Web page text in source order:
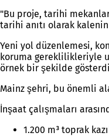
"Bu proje, tarihi
tarihi anıtı olarak
Yeni yol düzenlemesi,
koruma gereklilikleriyle
örnek bir şekilde
Mainz şehri, bu önemli
İnşaat çalışmaları
1.200 m³ toprak